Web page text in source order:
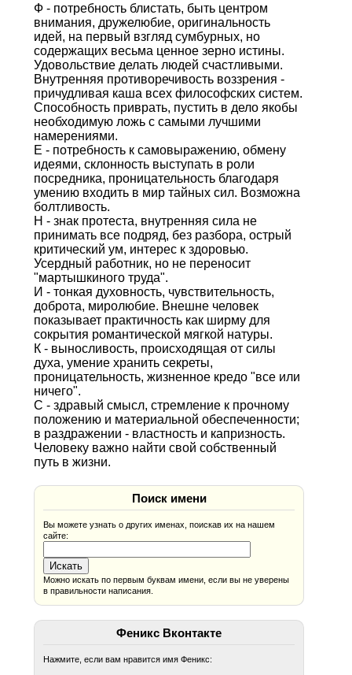
Ф - потребность блистать, быть центром
внимания, дружелюбие, оригинальность
идей, на первый взгляд сумбурных, но
содержащих весьма ценное зерно истины.
Удовольствие делать людей счастливыми.
Внутренняя противоречивость воззрения -
причудливая каша всех философских систем.
Способность приврать, пустить в дело якобы
необходимую ложь с самыми лучшими
намерениями.
Е - потребность к самовыражению, обмену
идеями, склонность выступать в роли
посредника, проницательность благодаря
умению входить в мир тайных сил. Возможна
болтливость.
Н - знак протеста, внутренняя сила не
принимать все подряд, без разбора, острый
критический ум, интерес к здоровью.
Усердный работник, но не переносит
"мартышкиного труда".
И - тонкая духовность, чувствительность,
доброта, миролюбие. Внешне человек
показывает практичность как ширму для
сокрытия романтической мягкой натуры.
К - выносливость, происходящая от силы
духа, умение хранить секреты,
проницательность, жизненное кредо "все или
ничего".
С - здравый смысл, стремление к прочному
положению и материальной обеспеченности;
в раздражении - властность и капризность.
Человеку важно найти свой собственный
путь в жизни.
Поиск имени
Вы можете узнать о других именах, поискав их на нашем
сайте:
Можно искать по первым буквам имени, если вы не уверены
в правильности написания.
Феникс Вконтакте
Нажмите, если вам нравится имя Феникс: